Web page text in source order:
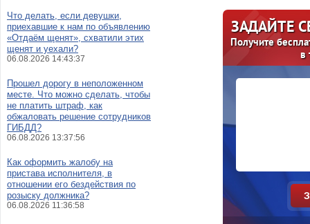
ЗАДАЙТЕ
Получите
в
Что делать, если девушки,
приехавшие к нам по объявлению
«Отдаём щенят», схватили этих
щенят и уехали?
06.08.2026 14:43:37
Прошел дорогу в неположенном
месте. Что можно сделать, чтобы
не платить штраф, как
обжаловать решение сотрудников
ГИБДД?
06.08.2026 13:37:56
Как оформить жалобу на
пристава исполнителя, в
отношении его бездействия по
розыску должника?
06.08.2026 11:36:58